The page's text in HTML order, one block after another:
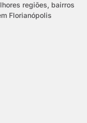
regiões, bairros
Florianópolis